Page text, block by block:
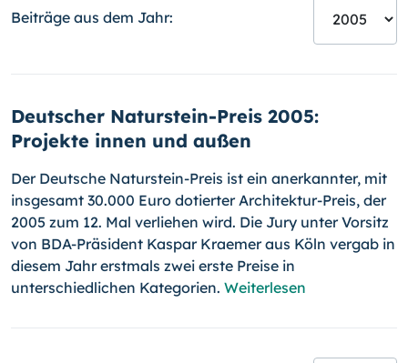
Beiträge aus dem Jahr:
Deutscher Naturstein-Preis 2005:
Projekte innen und außen
Der Deutsche Naturstein-Preis ist ein anerkannter, mit
insgesamt 30.000 Euro dotierter Architektur-Preis, der
2005 zum 12. Mal verliehen wird. Die Jury unter Vorsitz
von BDA-Präsident Kaspar Kraemer aus Köln vergab in
diesem Jahr erstmals zwei erste Preise in
unterschiedlichen Kategorien. Weiterlesen